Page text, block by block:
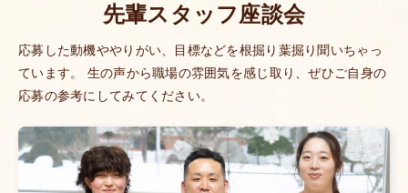
先輩スタッフ座談会
応募した動機ややりがい、目標などを根掘り葉掘り聞いちゃっ
ています。
生の声から職場の雰囲気を感じ取り、ぜひご自身の
応募の参考にしてみてください。